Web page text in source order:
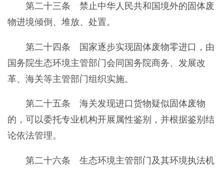
第二十三条 禁止中华人民共和国境外的固体废
物进境倾倒、堆放、处置。
第二十四条 国家逐步实现固体废物零进口，由
国务院生态环境主管部门会同国务院商务、发展改
革、海关等主管部门组织实施。
第二十五条 海关发现进口货物疑似固体废物
的，可以委托专业机构开展属性鉴别，并根据鉴别结
论依法管理。
第二十六条 生态环境主管部门及其环境执法机